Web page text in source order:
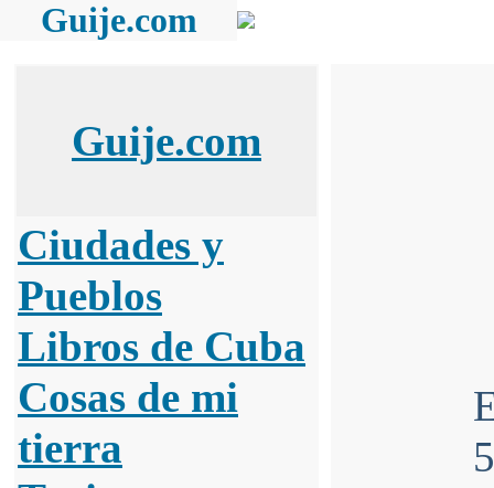
Guije.com
Guije.com
Ciudades y
Pueblos
Libros de Cuba
Cosas de mi
tierra